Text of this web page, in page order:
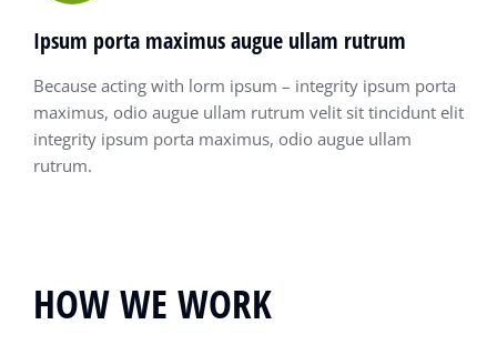
Ipsum porta maximus augue ullam rutrum
Because acting with lorm ipsum – integrity ipsum porta
maximus, odio augue ullam rutrum velit sit tincidunt elit
integrity ipsum porta maximus, odio augue ullam
rutrum.
HOW WE WORK